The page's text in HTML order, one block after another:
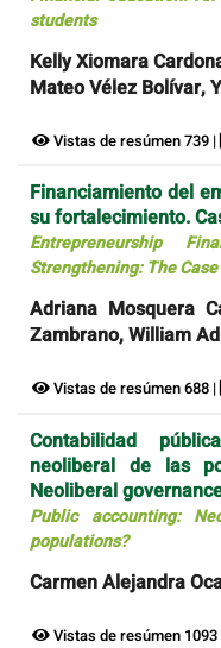
students
Kelly Xiomara
Mateo Vélez Bolívar,
Vistas de resúmen 739 |
Financiamiento del
su fortalecimiento.
Entrepreneurship
Strengthening: The
Adriana Mosquera
Zambrano, William
Vistas de resúmen 688 |
Contabilidad
neoliberal de las
Neoliberal
Public accounting:
populations?
Carmen Alejandra
Vistas de resúmen